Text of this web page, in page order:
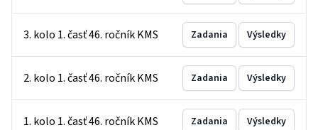
3. kolo 1. časť 46. ročník KMS Zadania Výsledky
2. kolo 1. časť 46. ročník KMS Zadania Výsledky
1. kolo 1. časť 46. ročník KMS Zadania Výsledky